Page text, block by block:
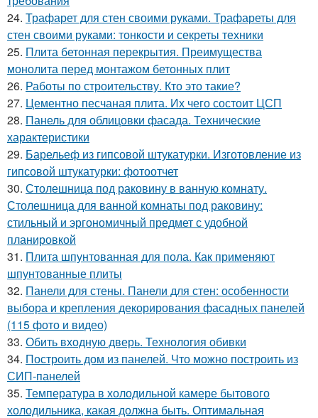
24. Трафарет для стен своими руками. Трафареты для
стен своими руками: тонкости и секреты техники
25. Плита бетонная перекрытия. Преимущества
монолита перед монтажом бетонных плит
26. Работы по строительству. Кто это такие?
27. Цементно песчаная плита. Их чего состоит ЦСП
28. Панель для облицовки фасада. Технические
характеристики
29. Барельеф из гипсовой штукатурки. Изготовление из
гипсовой штукатурки: фотоотчет
30. Столешница под раковину в ванную комнату.
Столешница для ванной комнаты под раковину:
стильный и эргономичный предмет с удобной
планировкой
31. Плита шпунтованная для пола. Как применяют
шпунтованные плиты
32. Панели для стены. Панели для стен: особенности
выбора и крепления декорирования фасадных панелей
(115 фото и видео)
33. Обить входную дверь. Технология обивки
34. Построить дом из панелей. Что можно построить из
СИП-панелей
35. Температура в холодильной камере бытового
холодильника, какая должна быть. Оптимальная